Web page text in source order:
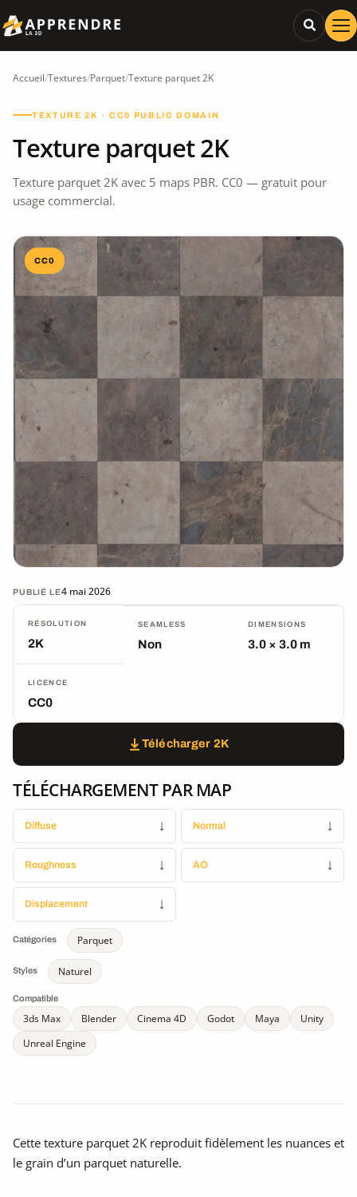
Accueil/Textures/Parquet/Texture parquet 2K
TEXTURE 2K · CC0 PUBLIC DOMAIN
Texture parquet 2K
Texture parquet 2K avec 5 maps PBR. CC0 — gratuit pour
usage commercial.
CC0
PUBLIÉ LE4 mai 2026
RÉSOLUTION
2K
SEAMLESS
Non
DIMENSIONS
3.0 × 3.0 m
LICENCE
CC0
Télécharger 2K
TÉLÉCHARGEMENT PAR MAP
Diffuse ↓ Normal ↓
Roughness ↓ AO ↓
Displacement ↓
Catégories Parquet
Styles Naturel
Compatible
3ds Max Blender Cinema 4D Godot Maya
Unity
Unreal Engine
Cette texture parquet 2K reproduit fidèlement les nuances et
le grain d’un parquet naturelle.